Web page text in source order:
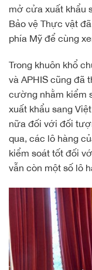
mở cửa xuất khẩu
Bảo vệ Thực vật
phía Mỹ để cùng
Trong khuôn khổ
và APHIS cũng đã
cường nhằm kiểm
xuất khẩu sang
nữa đối với đối
qua, các lô hàng
kiểm soát tốt đối
vẫn còn một số lô